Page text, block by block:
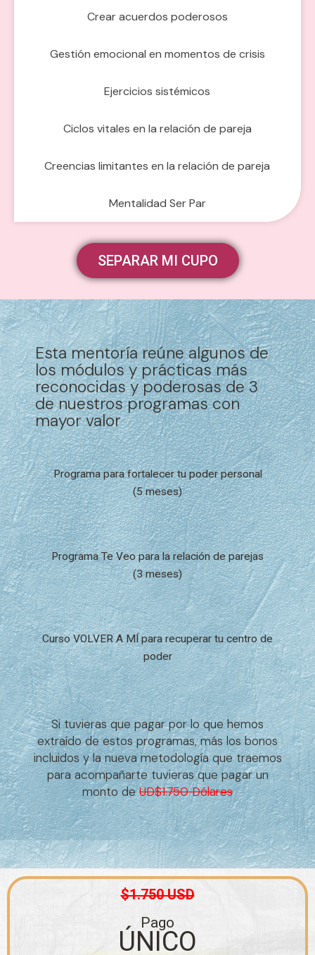
Crear acuerdos poderosos
Gestión emocional en momentos de crisis
Ejercicios sistémicos
Ciclos vitales en la relación de pareja
Creencias limitantes en la relación de pareja
Mentalidad Ser Par
SEPARAR MI CUPO
Esta mentoría reúne algunos de
los módulos y prácticas más
reconocidas y poderosas de 3
de nuestros programas con
mayor valor
Programa para fortalecer tu poder personal
(5 meses)
Programa Te Veo para la relación de parejas
(3 meses)
Curso VOLVER A MÍ para recuperar tu centro de
poder
Si tuvieras que pagar por lo que hemos
extraído de estos programas, más los bonos
incluidos y la nueva metodología que traemos
para acompañarte tuvieras que pagar un
monto deUD$1.750 Dólares
$1.750 USD
Pago
ÚNICO